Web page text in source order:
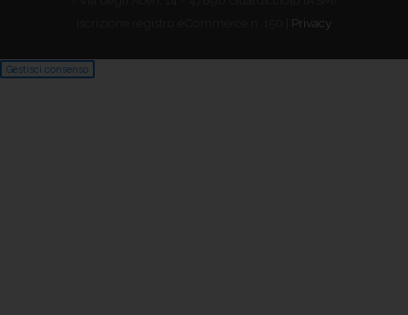
Privacy
Gestisci consenso